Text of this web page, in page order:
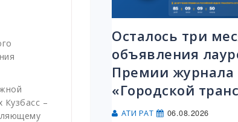
–
Осталось три
объявления
Премии журнала
«Городской
АТИ РАТ 06.08.2026